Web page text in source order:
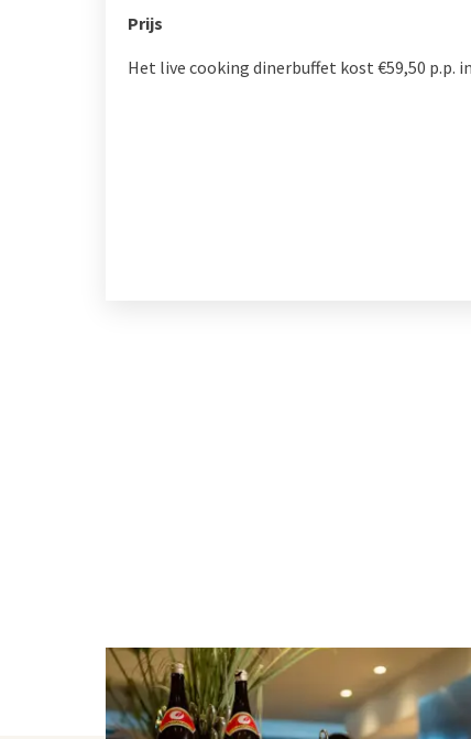
Prijs
Het live cooking dinerbuffet kost €59,50 p.p.